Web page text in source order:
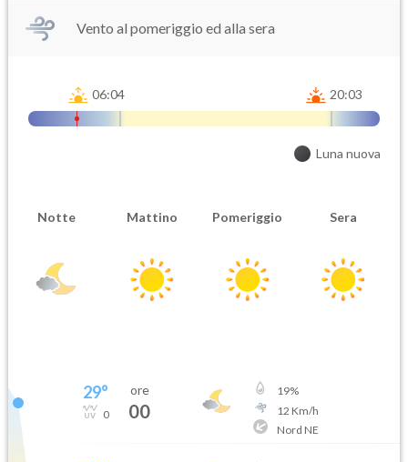
Vento al pomeriggio ed alla sera
06:04 20:03
Luna nuova
Notte Mattino Pomeriggio Sera
29°
0
ore
00
19%
12 Km/h
Nord NE